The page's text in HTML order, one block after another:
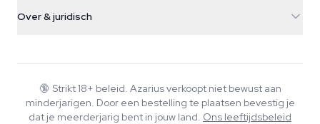
+31(0)204897914
Smokeshop
Retourbeleid
Veelgestelde vragen
Privacybeleid
Over & juridisch
Wiki
Schrijvers
🔞 Strikt 18+ beleid. Azarius verkoopt niet bewust aan
minderjarigen. Door een bestelling te plaatsen bevestig je
dat je meerderjarig bent in jouw land. Ons leeftijdsbeleid